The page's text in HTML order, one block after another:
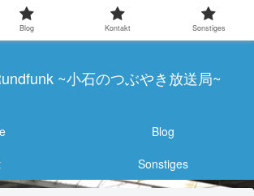
~小石のつぶやき放送局~
Blog
Sonstiges
Blog Kontakt Sonstiges